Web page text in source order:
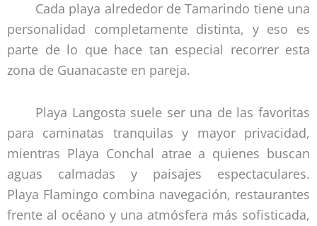
Cada playa alrededor de Tamarindo tiene una
personalidad completamente distinta, y eso es
parte de lo que hace tan especial recorrer esta
zona de Guanacaste en pareja.
Playa Langosta suele ser una de las favoritas
para caminatas tranquilas y mayor privacidad,
mientras Playa Conchal atrae a quienes buscan
aguas calmadas y paisajes espectaculares.
Playa Flamingo combina navegación, restaurantes
frente al océano y una atmósfera más sofisticada,